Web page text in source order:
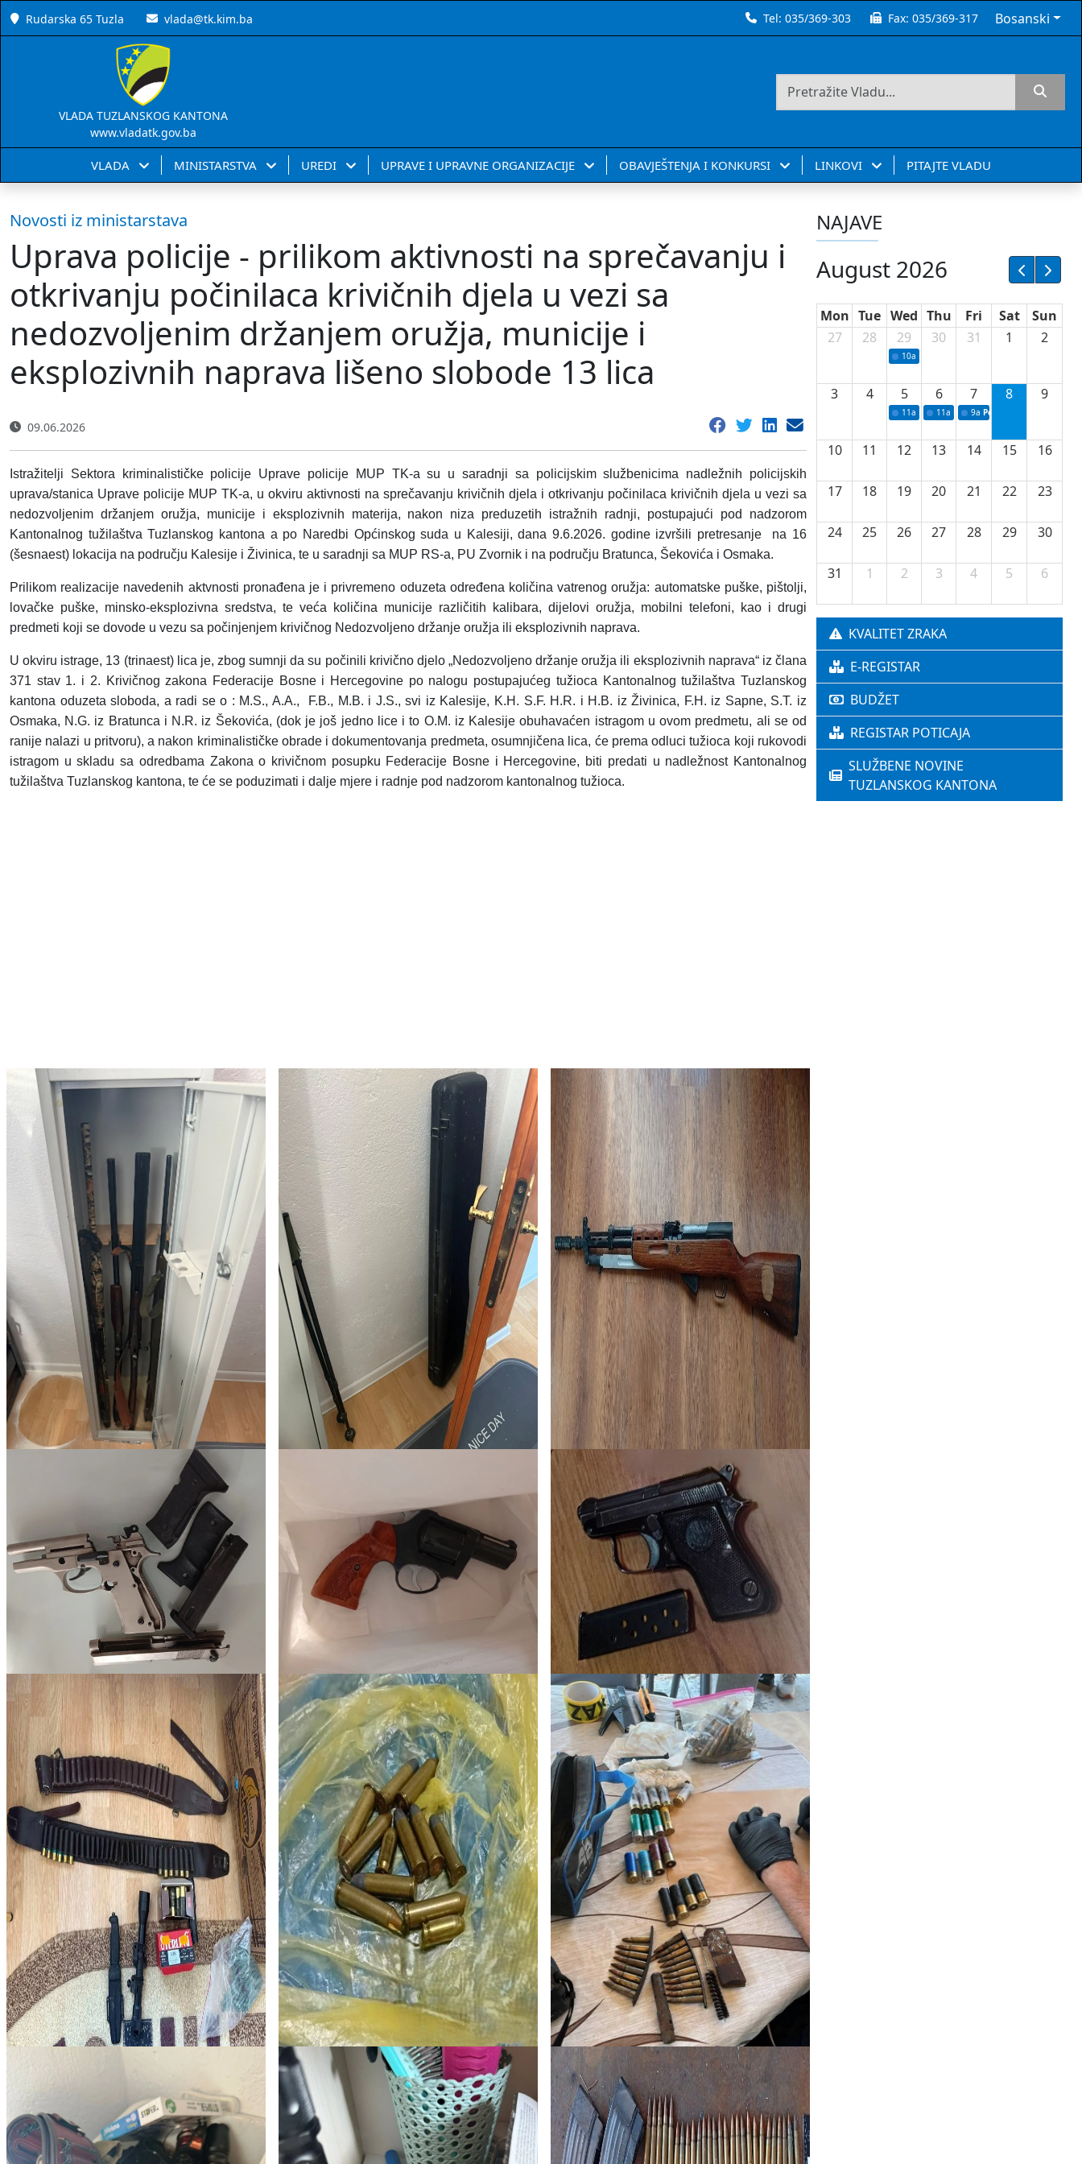
Rudarska 65 Tuzla vlada@tk.kim.ba Tel:035/369-303 Fax:035/369-317 Bosanski
VLADA TUZLANSKOG KANTONA
www.vladatk.gov.ba
VLADA MINISTARSTVA UREDI UPRAVE I UPRAVNE ORGANIZACIJE OBAVJEŠTENJA I KONKURSI LINKOVI PITAJTE VLADU
Novosti iz ministarstava
Uprava policije - prilikom aktivnosti na sprečavanju i
otkrivanju počinilaca krivičnih djela u vezi sa
nedozvoljenim držanjem oružja, municije i
eksplozivnih naprava lišeno slobode 13 lica
09.06.2026
Istražitelji Sektora kriminalističke policije Uprave policije MUP TK-a su u saradnji sa policijskim službenicima nadležnih policijskih
uprava/stanica Uprave policije MUP TK-a, u okviru aktivnosti na sprečavanju krivičnih djela i otkrivanju počinilaca krivičnih djela u vezi sa
nedozvoljenim držanjem oružja, municije i eksplozivnih materija, nakon niza preduzetih istražnih radnji, postupajući pod nadzorom
Kantonalnog tužilaštva Tuzlanskog kantona a po Naredbi Općinskog suda u Kalesiji, dana 9.6.2026. godine izvršili pretresanje na 16
(šesnaest) lokacija na području Kalesije i Živinica, te u saradnji sa MUP RS-a, PU Zvornik i na području Bratunca, Šekovića i Osmaka.
Prilikom realizacije navedenih aktvnosti pronađena je i privremeno oduzeta određena količina vatrenog oružja: automatske puške, pištolji,
lovačke puške, minsko-eksplozivna sredstva, te veća količina municije različitih kalibara, dijelovi oružja, mobilni telefoni, kao i drugi
predmeti koji se dovode u vezu sa počinjenjem krivičnog Nedozvoljeno držanje oružja ili eksplozivnih naprava.
U okviru istrage, 13 (trinaest) lica je, zbog sumnji da su počinili krivično djelo „Nedozvoljeno držanje oružja ili eksplozivnih naprava“ iz člana
371 stav 1. i 2. Krivičnog zakona Federacije Bosne i Hercegovine po nalogu postupajućeg tužioca Kantonalnog tužilaštva Tuzlanskog
kantona oduzeta sloboda, a radi se o : M.S., A.A.,
F.B., M.B. i J.S., svi iz Kalesije, K.H. S.F. H.R. i H.B. iz Živinica, F.H. iz Sapne, S.T. iz
Osmaka, N.G. iz Bratunca i N.R. iz Šekovića, (dok je još jedno lice i to O.M. iz Kalesije obuhavaćen istragom u ovom predmetu, ali se od
ranije nalazi u pritvoru), a nakon kriminalističke obrade i dokumentovanja predmeta, osumnjičena lica, će prema odluci tužioca koji rukovodi
istragom u skladu sa odredbama Zakona o krivičnom posupku Federacije Bosne i Hercegovine, biti predati u nadležnost Kantonalnog
tužilaštva Tuzlanskog kantona, te će se poduzimati i dalje mjere i radnje pod nadzorom kantonalnog tužioca.
NAJAVE
August 2026
Mon Tue Wed Thu Fri Sat
Sun
27
28 29
10a Potpisivanje ugovora sa neprofitnim
30 31 1 2
3 4 5
11a Potpisivanje ugovora o stipendijama
6
11a Podrška razvoju vodne
7
9a Početak izgradnje nove
8 9
10 11 12 13 14 15 16
17 18 19 20 21 22 23
24 25 26 27 28 29 30
31 1 2 3 4 5 6
KVALITET ZRAKA
E-REGISTAR
BUDŽET
REGISTAR POTICAJA
SLUŽBENE NOVINE
TUZLANSKOG KANTONA